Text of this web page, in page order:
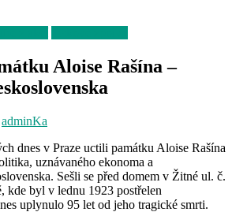
Aloise Rašína –
adminKa
dnes v Praze uctili památku Aloise Rašína
uznávaného ekonoma a
Sešli se před domem v Žitné ul. č.
kde byl v lednu 1923 postřelen
uplynulo 95 let od jeho tragické smrti.